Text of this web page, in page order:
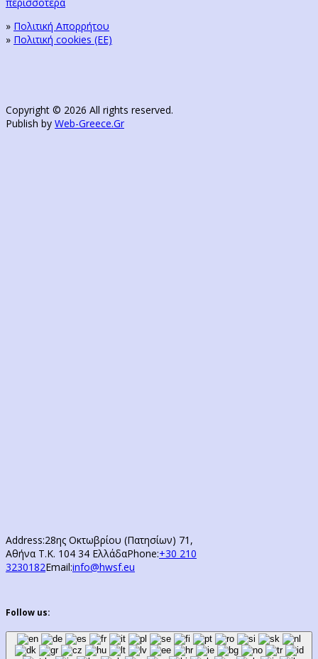
» Πολιτική Απορρήτου
» Πολιτική cookies (ΕΕ)
Copyright © 2026 All rights reserved.
Publish by Web-Greece.Gr
Address:28ης Οκτωβρίου (Πατησίων) 71,
Αθήνα Τ.Κ. 104 34 ΕλλάδαPhone:+30 210
3230182Email:info@hwsf.eu
Follow us: